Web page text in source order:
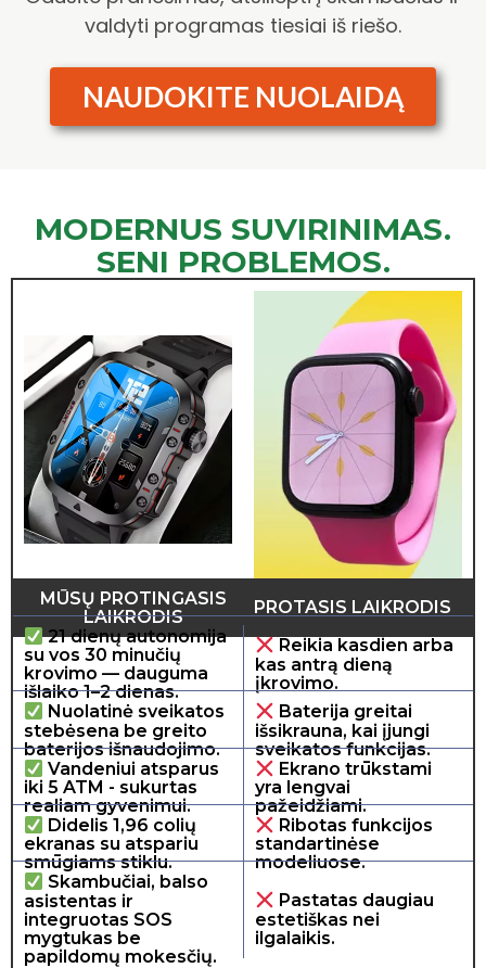
valdyti programas tiesiai iš riešo.
NAUDOKITE NUOLAIDĄ
MODERNUS SUVIRINIMAS.
SENI PROBLEMOS.
MŪSŲ PROTINGASIS
LAIKRODIS
PROTASIS LAIKRODIS
21 dienų autonomija
su vos 30 minučių
krovimo — dauguma
išlaiko 1–2 dienas.
Reikia kasdien arba
kas antrą dieną
įkrovimo.
Nuolatinė sveikatos
stebėsena be greito
baterijos išnaudojimo.
Baterija greitai
išsikrauna, kai įjungi
sveikatos funkcijas.
Vandeniui atsparus
iki 5 ATM - sukurtas
realiam gyvenimui.
Ekrano trūkstami
yra lengvai
pažeidžiami.
Didelis 1,96 colių
ekranas su atspariu
smūgiams stiklu.
Ribotas funkcijos
standartinėse
modeliuose.
Skambučiai, balso
asistentas ir
integruotas SOS
mygtukas be
papildomų mokesčių.
Pastatas daugiau
estetiškas nei
ilgalaikis.